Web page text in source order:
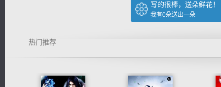
写的很棒，送朵鲜花！
我有0朵送出一朵
热门推荐